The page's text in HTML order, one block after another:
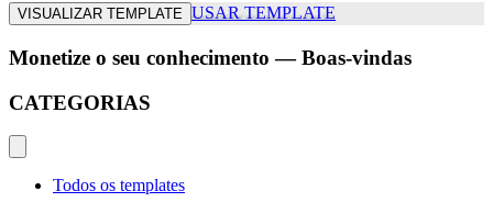
VISUALIZAR TEMPLATE USAR TEMPLATE
Monetize o seu conhecimento — Boas-vindas
CATEGORIAS
Todos os templates